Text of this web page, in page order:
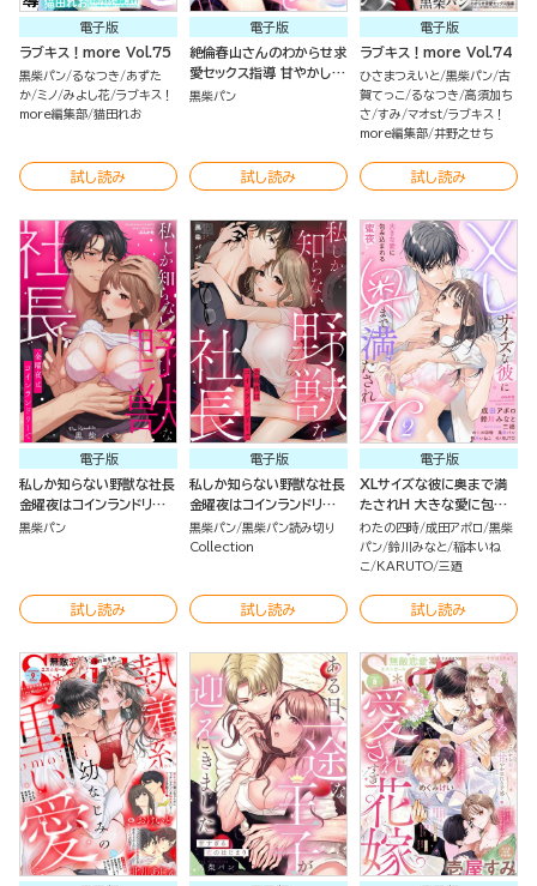
電子版
ラブキス！more Vol.75
黒柴パン るなつき
あずた
か ミノ みよし花 ラブキス！
more編集部 猫田れお
試し読み
電子版
絶倫春山さんのわからせ求
愛セックス指導 甘やかし上
手な部長にナカまでたっぷ
黒柴パン
試し読み
電子版
ラブキス！more Vol.74
ひさまつえいと 黒柴パン 古
賀てっこ
るなつき 高須加ち
さ すみ マオst ラブキス！
more編集部 井野之せち
試し読み
電子版
私しか知らない野獣な社長
金曜夜はコインランドリー
で
黒柴パン
試し読み
電子版
私しか知らない野獣な社長
金曜夜はコインランドリー
で（単話版）
黒柴パン 黒柴パン読み切り
Collection
試し読み
電子版
XLサイズな彼に奥まで満
たされH 大きな愛に包み
込まれる蜜夜 （2）
わたの四時 成田アポロ 黒柴
パン 鈴川みなと 稲本いね
こ
KARUTO 三廼
試し読み